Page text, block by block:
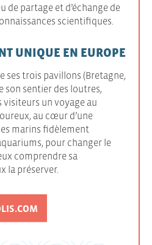
de partage et d’échange de
scientifiques.
UNIQUE EN EUROPE
ses trois pavillons (Bretagne,
sentier des loutres,
visiteurs un voyage au
au cœur d’une
marins fidèlement
pour changer le
comprendre sa
la préserver.